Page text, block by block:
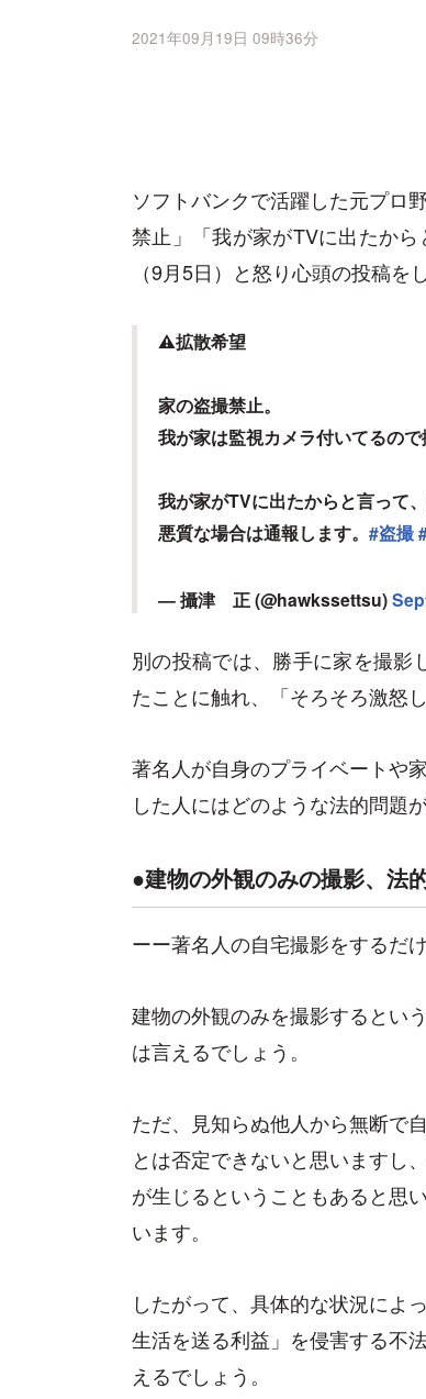
2021年09月19日 09時36分
ソフトバンクで活躍した元プロ
禁止」「我が家がTVに出たか
（9月5日）と怒り心頭の投稿を
⚠️拡散希望
家の盗撮禁止。
我が家は監視カメラ付いてるの
我が家がTVに出たからと言って
悪質な場合は通報します。 #盗撮
— 攝津 正 (@hawkssettsu)
別の投稿では、勝手に家を撮影
たことに触れ、「そろそろ激怒
著名人が自身のプライベートや
した人にはどのような法的問題
●建物の外観のみの撮影、法
ーー著名人の自宅撮影をするだ
建物の外観のみを撮影するとい
は言えるでしょう。
ただ、見知らぬ他人から無断で
とは否定できないと思いますし
が生じるということもあると思
います。
したがって、具体的な状況によ
生活を送る利益」を侵害する不
えるでしょう。